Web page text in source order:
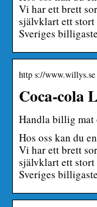
Vi har ett brett
självklart ett
Sveriges
http s://
Coca-cola
Handla billig
Hos oss kan du
Vi har ett brett
självklart ett
Sveriges